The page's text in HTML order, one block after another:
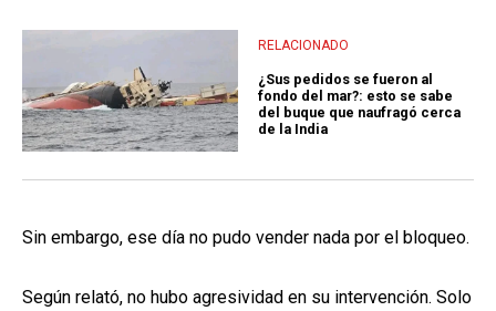
RELACIONADO
¿Sus pedidos se fueron al
fondo del mar?: esto se sabe
del buque que naufragó cerca
de la India
Sin embargo, ese día no pudo vender nada por el bloqueo.
Según relató, no hubo agresividad en su intervención. Solo